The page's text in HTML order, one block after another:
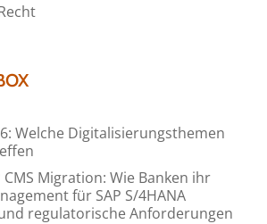
Welche Digitalisierungsthemen
CMS Migration: Wie Banken ihr
für SAP S/4HANA
regulatorische Anforderungen